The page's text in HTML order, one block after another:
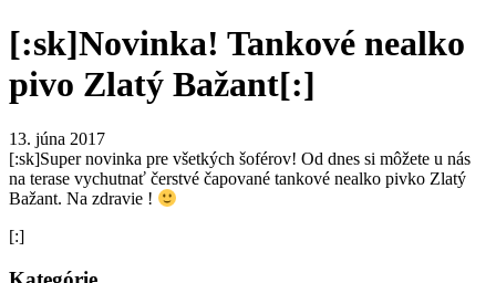
[:sk]Novinka! Tankové nealko
pivo Zlatý Bažant[:]
13. júna 2017
[:sk]Super novinka pre všetkých šoférov! Od dnes si môžete u nás
na terase vychutnať čerstvé čapované tankové nealko pivko Zlatý
Bažant. Na zdravie !
[:]